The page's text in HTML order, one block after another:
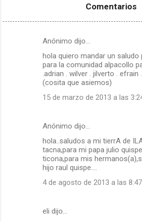
Perú
Comentarios
Anónimo dijo…
hola quiero mandar un saludo
para la comunidad alpacollo
.adrian . wilver . jilverto .
(cosita que asiemos)
15 de marzo de 2013 a las
Anónimo dijo…
hola..saludos a mi tierrA de
tacna,para mi papa julio
ticona,para mis
hijo raul quispe....
4 de agosto de 2013 a las 8:47
eli dijo…